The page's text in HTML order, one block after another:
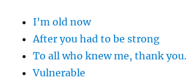
I’m old now
After you had to be strong
To all who knew me, thank you.
Vulnerable